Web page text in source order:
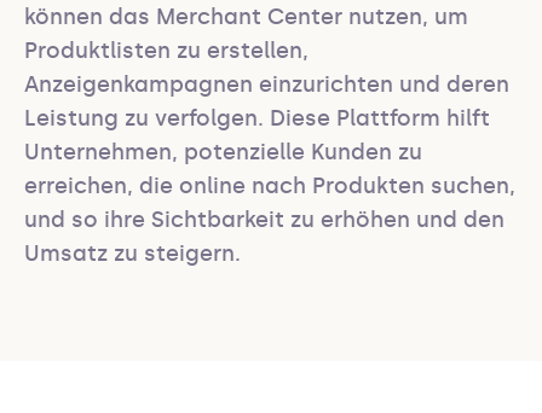
können das Merchant Center nutzen, um
Produktlisten zu erstellen,
Anzeigenkampagnen einzurichten und deren
Leistung zu verfolgen. Diese Plattform hilft
Unternehmen, potenzielle Kunden zu
erreichen, die online nach Produkten suchen,
und so ihre Sichtbarkeit zu erhöhen und den
Umsatz zu steigern.